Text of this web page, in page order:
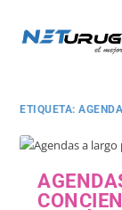
ETIQUETA: